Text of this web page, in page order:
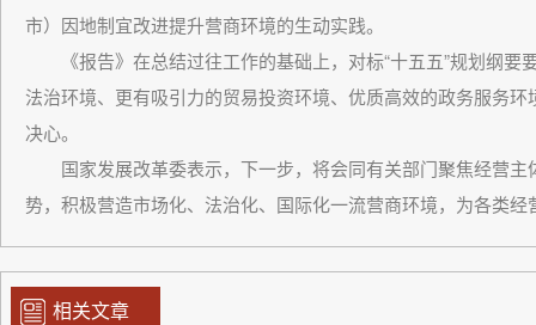
市）因地制宜改进提升营商环境的生动实践。
《报告》在总结过往工作的基础上，对标“十五五”规划纲要
法治环境、更有吸引力的贸易投资环境、优质高效的政务服务
决心。
国家发展改革委表示，下一步，将会同有关部门聚焦经营主
势，积极营造市场化、法治化、国际化一流营商环境，为各类
相关文章